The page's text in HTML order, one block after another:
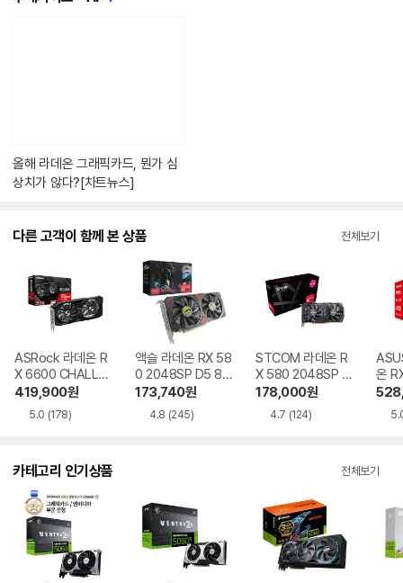
올해 라데온 그래픽카드, 뭔가 심
상치가 않다?[차트뉴스]
다른 고객이 함께 본 상품 전체보기
ASRock 라데온 R
X 6600 CHALLEN
GER D D6 8GB 대
원씨티에스
419,900원
5.0 (178)
액슬 라데온 RX 58
0 2048SP D5 8G
B R2 에즈윈
173,740원
4.8 (245)
STCOM 라데온 R
X 580 2048SP G
aming D5 8GB
178,000원
4.7 (124)
온
GB
카테고리 인기상품 전체보기